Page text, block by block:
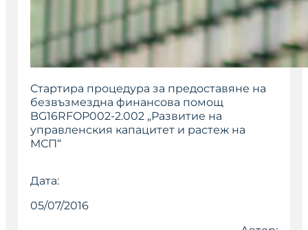
Стартира процедура за предоставяне на
безвъзмездна финансова помощ
BG16RFOP002-2.002 „Развитие на
управленския капацитет и растеж на
МСП“
Дата:
05/07/2016